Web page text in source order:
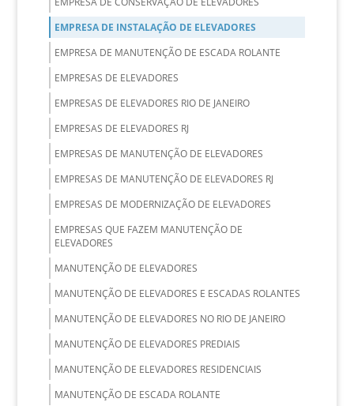
EMPRESA DE INSTALAÇÃO DE ELEVADORES
EMPRESA DE MANUTENÇÃO DE ESCADA ROLANTE
EMPRESAS DE ELEVADORES
EMPRESAS DE ELEVADORES RIO DE JANEIRO
EMPRESAS DE ELEVADORES RJ
EMPRESAS DE MANUTENÇÃO DE ELEVADORES
EMPRESAS DE MANUTENÇÃO DE ELEVADORES RJ
EMPRESAS DE MODERNIZAÇÃO DE ELEVADORES
EMPRESAS QUE FAZEM MANUTENÇÃO DE
ELEVADORES
MANUTENÇÃO DE ELEVADORES
MANUTENÇÃO DE ELEVADORES E ESCADAS ROLANTES
MANUTENÇÃO DE ELEVADORES NO RIO DE JANEIRO
MANUTENÇÃO DE ELEVADORES PREDIAIS
MANUTENÇÃO DE ELEVADORES RESIDENCIAIS
MANUTENÇÃO DE ESCADA ROLANTE